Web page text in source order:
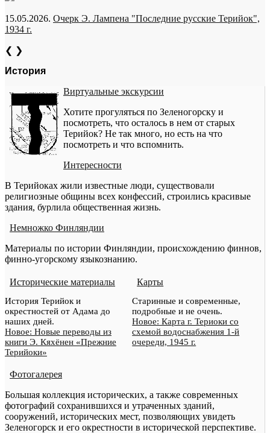
15.05.2026. Очерк Э. Лампена "Последние русские Терийок",
1934 г.
❮ ❯
История
Виртуальные экскурсии
Хотите прогуляться по Зеленогорску и
посмотреть, что осталось в нем от старых
Терийок? Не так много, но есть на что
посмотреть и что вспомнить.
Интересности
В Терийоках жили известные люди, существовали
религиозные общины всех конфессий, строились красивые
здания, бурлила общественная жизнь.
Немножко Финляндии
Материалы по истории Финляндии, происхождению финнов,
финно-угорскому языкознанию.
Исторические материалы
История Терийок и
окрестностей от Адама до
наших дней.
Новое: Новые переводы из
книги Э. Кяхёнен «Прежние
Терийоки»
Карты
Старинные и современные,
подробные и не очень.
Новое: Карта г. Териоки со
схемой водоснабжения 1-й
очереди, 1945 г.
Фотогалерея
Большая коллекция исторических, а также современных
фотографий сохранившихся и утраченных зданий,
сооружений, исторических мест, позволяющих увидеть
Зеленогорск и его окрестности в исторической перспективе.